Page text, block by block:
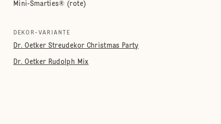
Mini-Smarties® (rote)
DEKOR-VARIANTE
Dr. Oetker Streudekor Christmas Party
Dr. Oetker Rudolph Mix